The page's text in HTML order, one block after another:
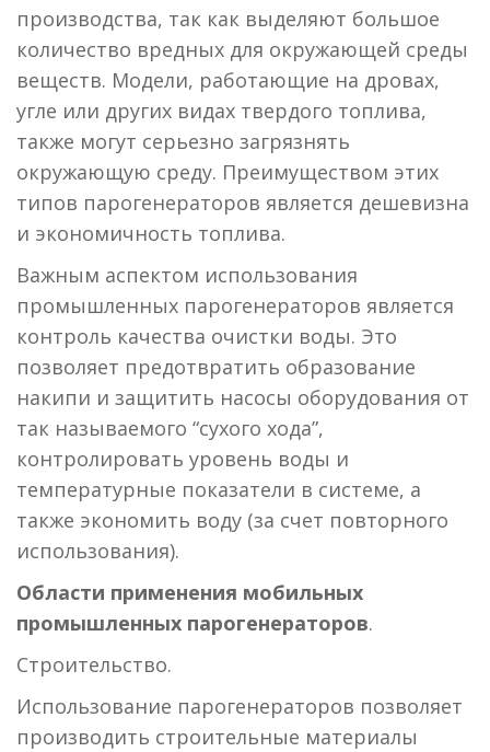
производства, так как выделяют большое
количество вредных для окружающей среды
веществ. Модели, работающие на дровах,
угле или других видах твердого топлива,
также могут серьезно загрязнять
окружающую среду. Преимуществом этих
типов парогенераторов является дешевизна
и экономичность топлива.
Важным аспектом использования
промышленных парогенераторов является
контроль качества очистки воды. Это
позволяет предотвратить образование
накипи и защитить насосы оборудования от
так называемого “сухого хода”,
контролировать уровень воды и
температурные показатели в системе, а
также экономить воду (за счет повторного
использования).
Области применения мобильных
промышленных парогенераторов.
Строительство.
Использование парогенераторов позволяет
производить строительные материалы